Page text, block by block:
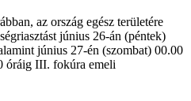
az ország egész területére
június 26-án (péntek)
június 27-én (szombat) 00.00
óráig III. fokúra emeli